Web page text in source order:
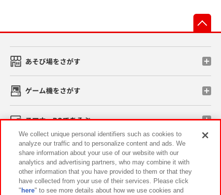
あそび場をさがす
ゲーム機をさがす
スマホ・PCであそぶ
イベント・キャンペーン
We collect unique personal identifiers such as cookies to
analyze our traffic and to personalize content and ads. We
share information about your use of our website with our
analytics and advertising partners, who may combine it with
other information that you have provided to them or that they
have collected from your use of their services. Please click
" here" to see more details about how we use cookies and